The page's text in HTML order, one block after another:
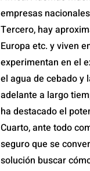
empresas
Tercero, hay
Europa etc. y viven
experimentan en el
el agua de cebado y
adelante a largo
ha destacado el
Cuarto, ante todo
seguro que se
solución buscar